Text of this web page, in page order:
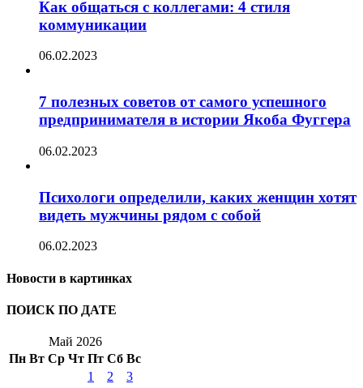
Как общаться с коллегами: 4 стиля
коммуникации
06.02.2023
7 полезных советов от самого успешного
предпринимателя в истории Якоба Фуггера
06.02.2023
Психологи определили, каких женщин хотят
видеть мужчины рядом с собой
06.02.2023
Новости в картинках
ПОИСК ПО ДАТЕ
Май 2026
Пн Вт Ср Чт Пт Сб Вс
1
2
3